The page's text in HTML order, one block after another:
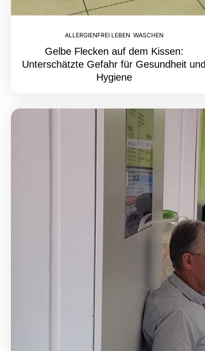
ALLERGIENFREI LEBEN WASCHEN
Gelbe Flecken auf dem Kissen:
Unterschätzte Gefahr für Gesundheit und
Hygiene